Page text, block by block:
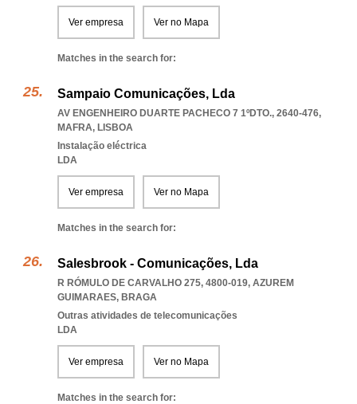
Ver empresa Ver no Mapa
Matches in the search for:
Sampaio Comunicações, Lda
AV ENGENHEIRO DUARTE PACHECO 7 1ºDTO., 2640-476,
MAFRA, LISBOA
Instalação eléctrica
LDA
Ver empresa Ver no Mapa
Matches in the search for:
Salesbrook - Comunicações, Lda
R RÓMULO DE CARVALHO 275, 4800-019, AZUREM
GUIMARAES, BRAGA
Outras atividades de telecomunicações
LDA
Ver empresa Ver no Mapa
Matches in the search for: